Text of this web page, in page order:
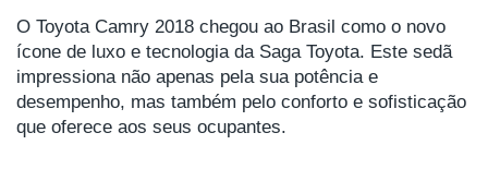
O Toyota Camry 2018 chegou ao Brasil como o novo
ícone de luxo e tecnologia da Saga Toyota. Este sedã
impressiona não apenas pela sua potência e
desempenho, mas também pelo conforto e sofisticação
que oferece aos seus ocupantes.